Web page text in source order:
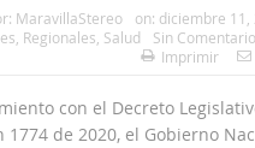
MaravillaStereo on: diciembre 11,
Regionales Salud
Sin
Imprimir
con el Decreto
1774 de 2020, el Gobierno